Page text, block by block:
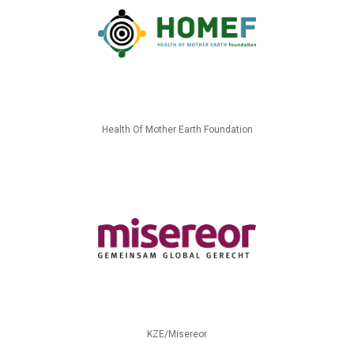
Health Of Mother Earth Foundation
KZE/Misereor